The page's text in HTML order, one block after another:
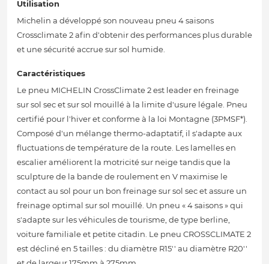
Utilisation
Michelin a développé son nouveau pneu 4 saisons
Crossclimate 2 afin d'obtenir des performances plus durable
et une sécurité accrue sur sol humide.
Caractéristiques
Le pneu MICHELIN CrossClimate 2 est leader en freinage
sur sol sec et sur sol mouillé à la limite d'usure légale. Pneu
certifié pour l'hiver et conforme à la loi Montagne (3PMSF*).
Composé d'un mélange thermo-adaptatif, il s'adapte aux
fluctuations de température de la route. Les lamelles en
escalier améliorent la motricité sur neige tandis que la
sculpture de la bande de roulement en V maximise le
contact au sol pour un bon freinage sur sol sec et assure un
freinage optimal sur sol mouillé. Un pneu « 4 saisons » qui
s'adapte sur les véhicules de tourisme, de type berline,
voiture familiale et petite citadin. Le pneu CROSSCLIMATE 2
est décliné en 5 tailles : du diamètre R15'' au diamètre R20''